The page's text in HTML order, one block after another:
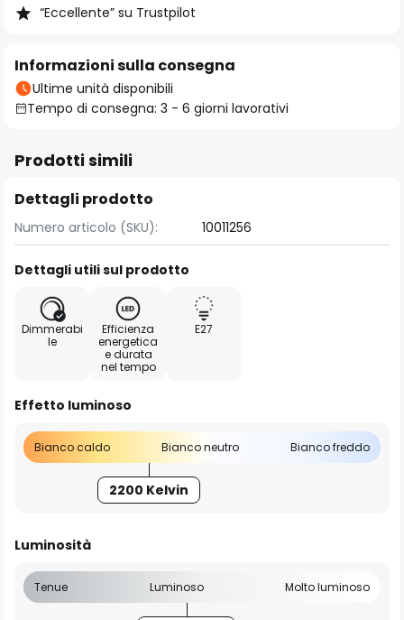
“Eccellente” su Trustpilot
Informazioni sulla consegna
Ultime unità disponibili
Tempo di consegna: 3 - 6 giorni lavorativi
Prodotti simili
Dettagli prodotto
Numero articolo (SKU): 10011256
Dettagli utili sul prodotto
Dimmerabi
le
Efficienza
energetica
e durata
nel tempo
E27
Effetto luminoso
Bianco caldo Bianco neutro Bianco freddo
2200 Kelvin
Luminosità
Tenue Luminoso Molto luminoso